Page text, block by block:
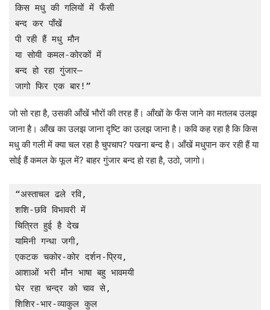
किस मधु की गलियों में फँसी
बन्द कर पाँखें
पी रही हैं मधु मौन
या सोयी कमल-कोरकों में
बन्द हो रहा गुंजार—
जागो फिर एक बार!”
जो सो रहा है, उसकी आँखें भौरों की तरह हैं। आँखों के फँस जाने का मतलब उलझ
जाना है। आँख का उलझ जाना दृष्टि का उलझ जाना है। कवि कह रहा है कि किस
मधु की गली में क्या चल रहा है चुपचाप? पखना बन्द है। आँखें मधुपान कर रही हैं या
सोई हैं कमल के फूल में? बाहर गुंजार बन्द हो रहा है, उठो, जागो।
“अस्ताचल ढले रवि,
शशि-छवि विभावरी में
चित्रित हुई है देख
यामिनी गन्धा जगी,
एकटक चकोर-कोर दर्शन-प्रिय,
आशाओं भरी मौन भाषा बहु भावमयी
घेर रहा चन्द्र को चाव से,
शिशिर-भार-व्याकुल कुल